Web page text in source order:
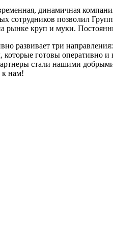
динамичная
сотрудников позволил
рынке круп и муки.
развивает три
готовы оперативно
стали нашими добрыми
к нам!